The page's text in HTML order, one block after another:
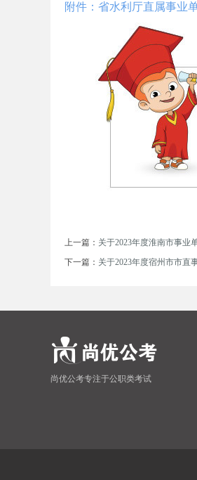
附件：省水利厅直属事业
上一篇： 关于2023年度淮南市事业
下一篇： 关于2023年度宿州市市直
尚优公考专注于公职类考试